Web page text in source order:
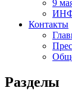
9
Контакты
Разделы